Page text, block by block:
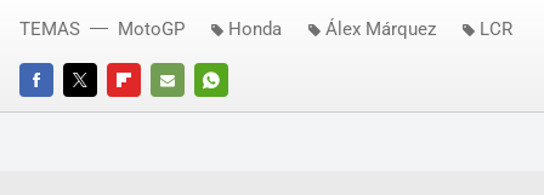
FACEBOOKTWITTERFLIPBOARD
E-
WHATSAPP
TEMAS MotoGP Honda Álex Márquez LCR